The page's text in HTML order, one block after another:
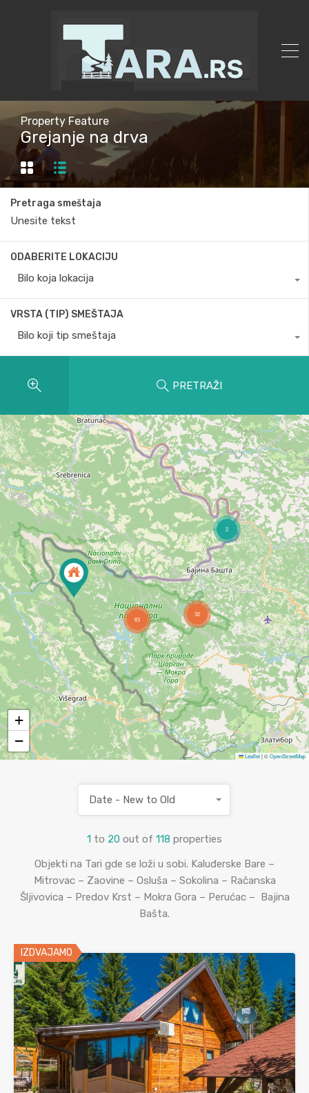
Property Feature
Grejanje na drva
Pretraga smeštaja
ODABERITE LOKACIJU
Bilo koja lokacija
VRSTA (TIP) SMEŠTAJA
Bilo koji tip smeštaja
PRETRAŽI
2
83
32
+
−
Leaflet|©OpenStreetMap
1 to 20 out of 118 properties
Date - New to Old
Objekti na Tari gde se loži u sobi. Kaluđerske Bare –
Mitrovac – Zaovine – Osluša – Sokolina – Račanska
Šljivovica – Predov Krst – Mokra Gora – Perućac – Bajina
Bašta.
IZDVAJAMO